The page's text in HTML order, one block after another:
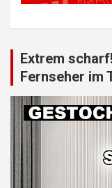
Extrem
Fernseher im